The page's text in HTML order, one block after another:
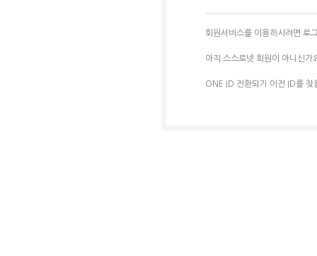
회원서비스를 이용하시려면 로
아직 스스로넷 회원이 아니신가
ONE ID 전환되기 이전 ID를 찾